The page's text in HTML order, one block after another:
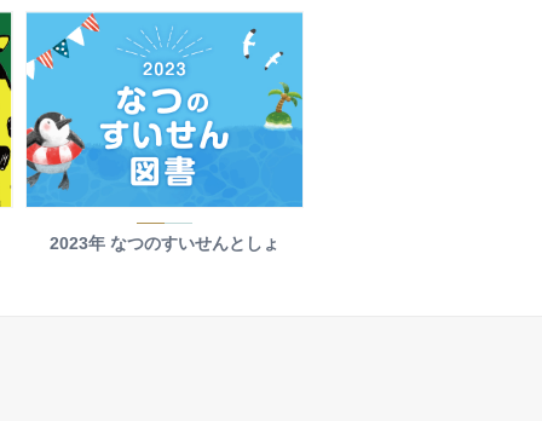
2023年 なつのすいせんとしょ